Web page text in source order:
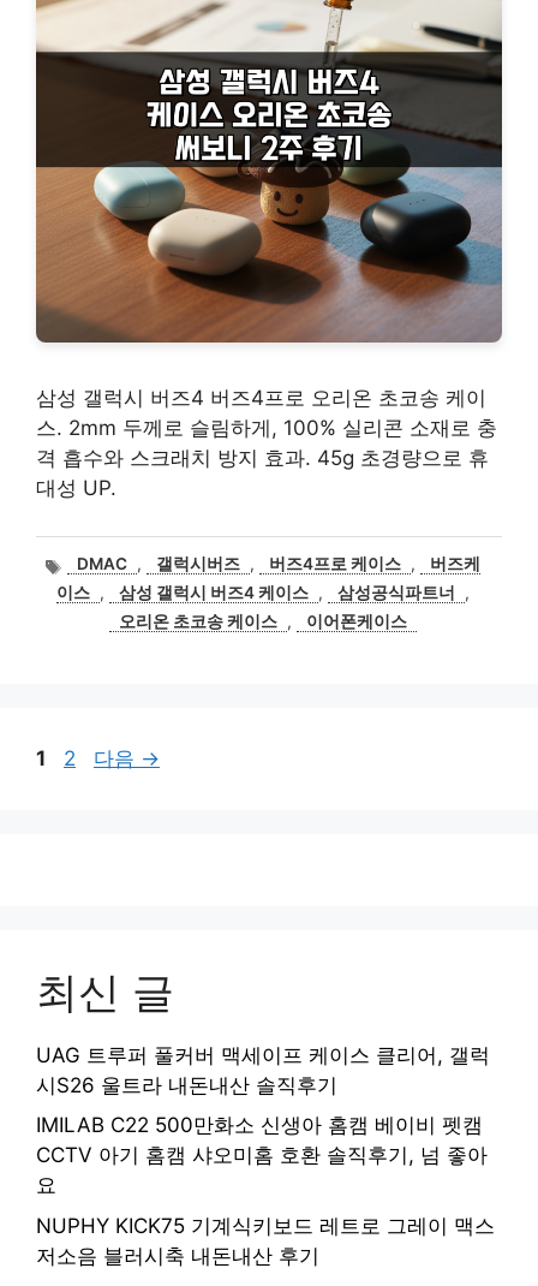
삼성 갤럭시 버즈4 버즈4프로 오리온 초코송 케이
스. 2mm 두께로 슬림하게, 100% 실리콘 소재로 충
격 흡수와 스크래치 방지 효과. 45g 초경량으로 휴
대성 UP.
태
그
DMAC , 갤럭시버즈 , 버즈4프로 케이스 ,
버즈케
이스 , 삼성 갤럭시 버즈4 케이스 , 삼성공식파트너
,
오리온 초코송 케이스 , 이어폰케이스
페
1
페
2 다음 →
최신 글
UAG 트루퍼 풀커버 맥세이프 케이스 클리어, 갤럭
시S26 울트라 내돈내산 솔직후기
IMILAB C22 500만화소 신생아 홈캠 베이비 펫캠
CCTV 아기 홈캠 샤오미홈 호환 솔직후기, 넘 좋아
요
NUPHY KICK75 기계식키보드 레트로 그레이 맥스
저소음 블러시축 내돈내산 후기